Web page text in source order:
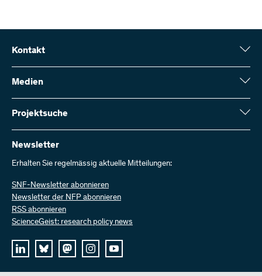
Kontakt
Schweizerischer Nationalfonds (SNF)
Wildhainweg 3
Kontakt aufnehmen
Rechnung senden
Bei uns arbeiten
Offene Stellen
Medien
Medienauskünfte
Jahresbericht
Projektsuche
Hier finden Sie umfangreiche Informationen zu den vom SNF
bewilligten Forschungsprojekten und Förderbeiträgen:
Projektsuche
Newsletter
Erhalten Sie regelmässig aktuelle Mitteilungen:
SNF-Newsletter abonnieren
Newsletter der NFP abonnieren
RSS abonnieren
ScienceGeist: research policy news